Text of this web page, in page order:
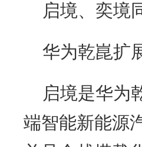
启境、奕境
华为乾崑扩
启境是华为
端智能新能源